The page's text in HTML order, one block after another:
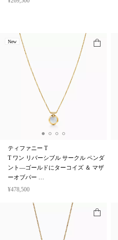
New
ティファニー T
T ワン リバーシブル サークル ペンダ
ント—ゴールドにターコイズ ＆ マザ
ーオブパー …
¥478,500